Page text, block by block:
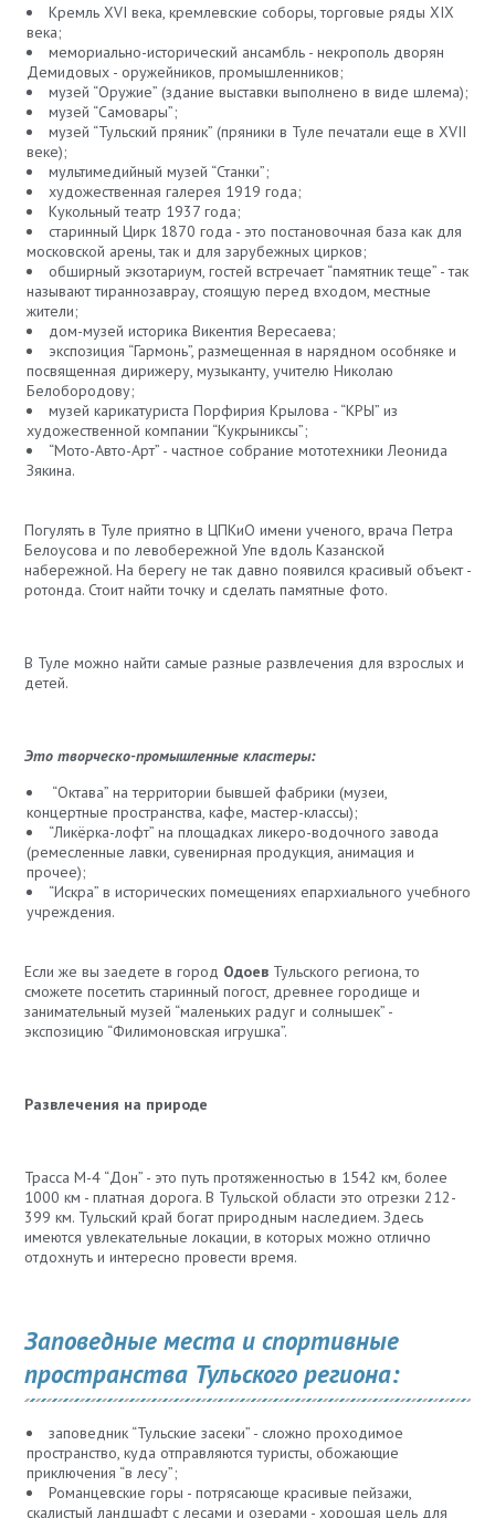
Кремль XVI века, кремлевские соборы, торговые ряды XIX
века;
мемориально-исторический ансамбль - некрополь дворян
Демидовых - оружейников, промышленников;
музей “Оружие” (здание выставки выполнено в виде шлема);
музей “Самовары”;
музей “Тульский пряник” (пряники в Туле печатали еще в XVII
веке);
мультимедийный музей “Станки”;
художественная галерея 1919 года;
Кукольный театр 1937 года;
старинный Цирк 1870 года - это постановочная база как для
московской арены, так и для зарубежных цирков;
обширный экзотариум, гостей встречает “памятник теще” - так
называют тираннозаврау, стоящую перед входом, местные
жители;
дом-музей историка Викентия Вересаева;
экспозиция “Гармонь”, размещенная в нарядном особняке и
посвященная дирижеру, музыканту, учителю Николаю
Белобородову;
музей карикатуриста Порфирия Крылова - “КРЫ” из
художественной компании “Кукрыниксы”;
“Мото-Авто-Арт” - частное собрание мототехники Леонида
Зякина.
Погулять в Туле приятно в ЦПКиО имени ученого, врача Петра
Белоусова и по левобережной Упе вдоль Казанской
набережной. На берегу не так давно появился красивый объект -
ротонда. Стоит найти точку и сделать памятные фото.
В Туле можно найти самые разные развлечения для взрослых и
детей.
Это творческо-промышленные кластеры:
“Октава” на территории бывшей фабрики (музеи,
концертные пространства, кафе, мастер-классы);
“Ликёрка-лофт” на площадках ликеро-водочного завода
(ремесленные лавки, сувенирная продукция, анимация и
прочее);
“Искра” в исторических помещениях епархиального учебного
учреждения.
Если же вы заедете в город ОдоевТульского региона, то
сможете посетить старинный погост, древнее городище и
занимательный музей “маленьких радуг и солнышек” -
экспозицию “Филимоновская игрушка”.
Развлечения на природе
Трасса М-4 “Дон” - это путь протяженностью в 1542 км, более
1000 км - платная дорога. В Тульской области это отрезки 212-
399 км. Тульский край богат природным наследием. Здесь
имеются увлекательные локации, в которых можно отлично
отдохнуть и интересно провести время.
Заповедные места и спортивные
пространства Тульского региона:
заповедник “Тульские засеки” - сложно проходимое
пространство, куда отправляются туристы, обожающие
приключения “в лесу”;
Романцевские горы - потрясающе красивые пейзажи,
скалистый ландшафт с лесами и озерами - хорошая цель для